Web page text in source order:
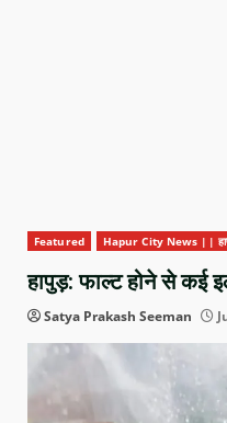
Featured Hapur City News ||
हापुड़: फाल्ट होने से कई
Satya Prakash Seeman